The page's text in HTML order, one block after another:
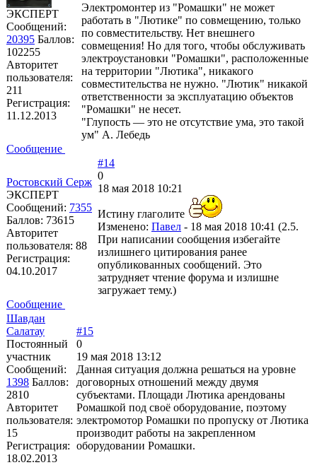
ЭКСПЕРТ
Сообщений:
20395 Баллов:
102255
Авторитет
пользователя:
211
Регистрация:
11.12.2013
Электромонтер из "Ромашки" не может
работать в "Лютике" по совмещению, только
по совместительству. Нет внешнего
совмещения! Но для того, чтобы обслуживать
электроустановки "Ромашки", расположенные
на территории "Лютика", никакого
совместительства не нужно. "Лютик" никакой
ответственности за эксплуатацию объектов
"Ромашки" не несет.
"Глупость — это не отсутствие ума, это такой
ум" А. Лебедь
Сообщение
Ростовский Серж
ЭКСПЕРТ
Сообщений: 7355
Баллов: 73615
Авторитет
пользователя: 88
Регистрация:
04.10.2017
#14
0
18 мая 2018 10:21
Истину глаголите
Изменено: Павел - 18 мая 2018 10:41 (2.5.
При написании сообщения избегайте
излишнего цитирования ранее
опубликованных сообщений. Это
затрудняет чтение форума и излишне
загружает тему.)
Сообщение
Шавдан
Салатау
Постоянный
участник
Сообщений:
1398 Баллов:
2810
Авторитет
пользователя:
15
Регистрация:
18.02.2013
#15
0
19 мая 2018 13:12
Данная ситуация должна решаться на уровне
договорных отношений между двумя
субъектами. Площади Лютика арендованы
Ромашкой под своё оборудование, поэтому
электромотор Ромашки по пропуску от Лютика
производит работы на закрепленном
оборудовании Ромашки.